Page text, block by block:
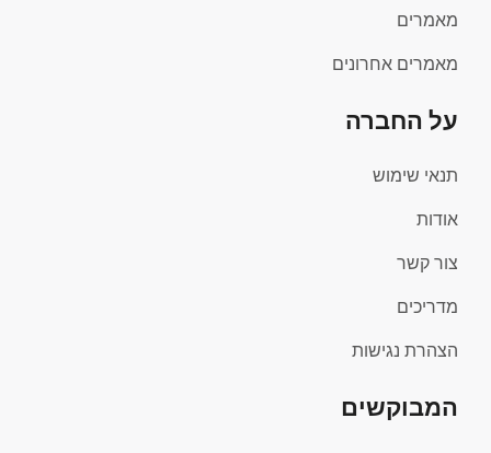
מאמרים
מאמרים אחרונים
על החברה
תנאי שימוש
אודות
צור קשר
מדריכים
הצהרת נגישות
המבוקשים